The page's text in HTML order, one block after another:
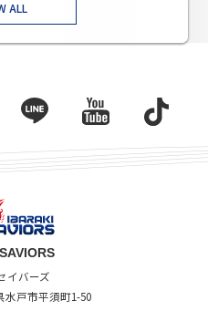
ALL
イバーズ
戸市平須町1-50